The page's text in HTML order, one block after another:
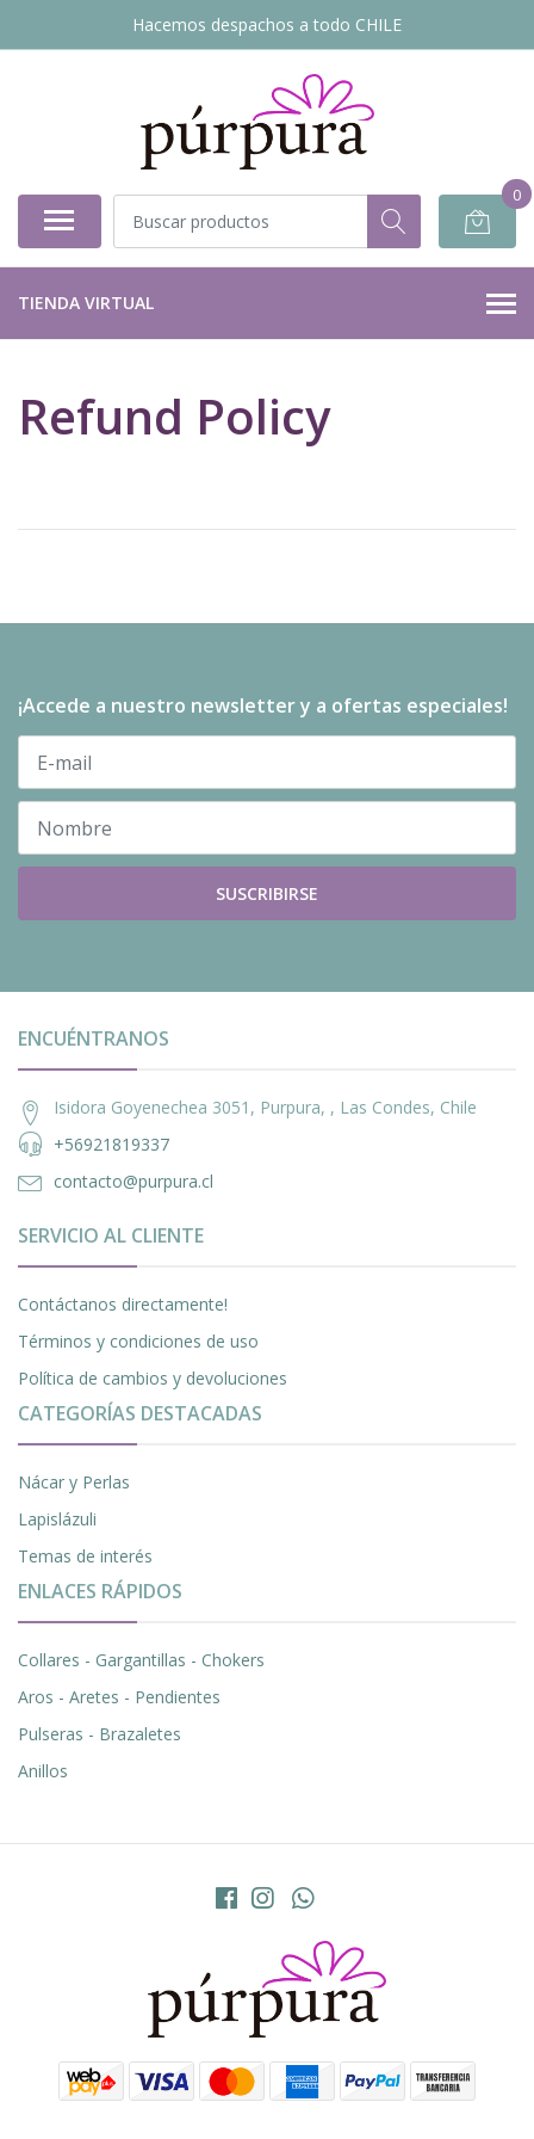
Hacemos despachos a todo CHILE
0
TIENDA VIRTUAL
Refund Policy
¡Accede a nuestro newsletter y a ofertas especiales!
SUSCRIBIRSE
ENCUÉNTRANOS
Isidora Goyenechea 3051, Purpura, , Las Condes, Chile
+56921819337
contacto@purpura.cl
SERVICIO AL CLIENTE
Contáctanos directamente!
Términos y condiciones de uso
Política de cambios y devoluciones
CATEGORÍAS DESTACADAS
Nácar y Perlas
Lapislázuli
Temas de interés
ENLACES RÁPIDOS
Collares - Gargantillas - Chokers
Aros - Aretes - Pendientes
Pulseras - Brazaletes
Anillos